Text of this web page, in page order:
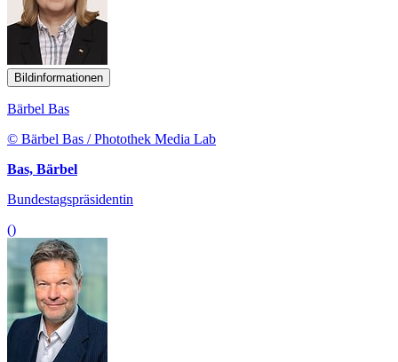
Bildinformationen
Bärbel Bas
© Bärbel Bas / Photothek Media Lab
Bas, Bärbel
Bundestagspräsidentin
()